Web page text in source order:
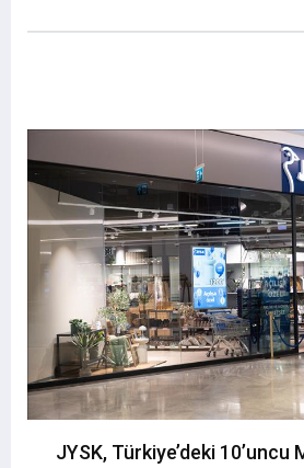
JYSK, Türkiye’deki 10’uncu